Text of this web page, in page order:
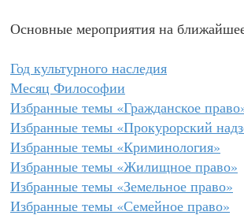
Основные мероприятия на
Год культурного наследия
Месяц Философии
Избранные темы «Гражданское
Избранные темы «Прокурорский
Избранные темы «Криминология»
Избранные темы «Жилищное право»
Избранные темы «Земельное право»
Избранные темы «Семейное право»